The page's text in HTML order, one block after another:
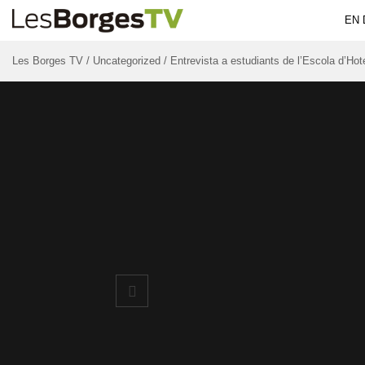
EN
Les Borges TV / Uncategorized / Entrevista a estudiants de l’Escola